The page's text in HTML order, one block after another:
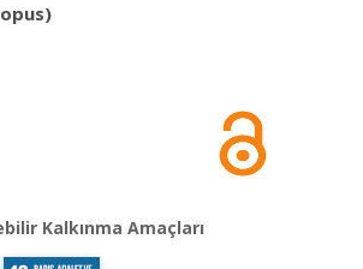
Kalkınma Amaçları